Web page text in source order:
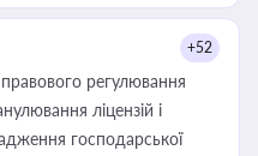
+52
регулювання
ліцензій і
господарської